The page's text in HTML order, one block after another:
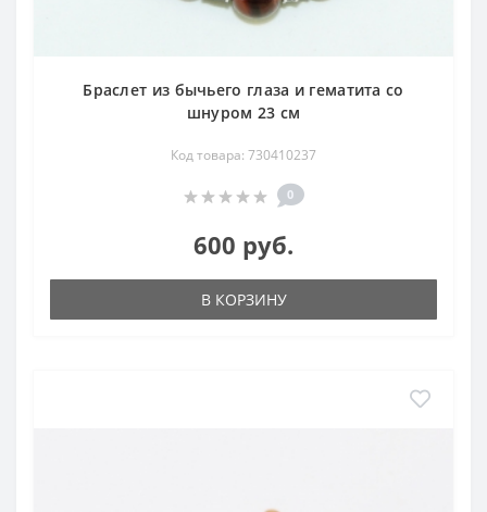
Браслет из бычьего глаза и гематита со
шнуром 23 см
Код товара: 730410237
0
600 руб.
В КОРЗИНУ